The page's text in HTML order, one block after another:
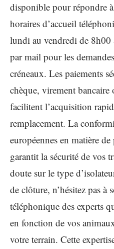
disponible pour répondre
horaires d’accueil
lundi au vendredi de 8h00
par mail pour les
créneaux. Les paiements
chèque, virement
facilitent l’acquisition
remplacement. La
européennes en matière
garantit la sécurité de vos
doute sur le type
de clôture, n’hésitez pas à
téléphonique des experts
en fonction de vos
votre terrain. Cette